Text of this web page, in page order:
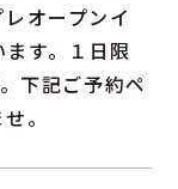
オープンイ
す。１日限
下記ご予約ペ
。